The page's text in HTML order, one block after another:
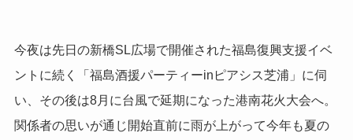
今夜は先日の新橋SL広場で開催された福島復興支援イベ
ントに続く「福島酒援パーティーinピアシス芝浦」に伺
い、その後は8月に台風で延期になった港南花火大会へ。
関係者の思いが通じ開始直前に雨が上がって今年も夏の